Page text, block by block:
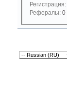
Регистрация:
Рефералы: 0